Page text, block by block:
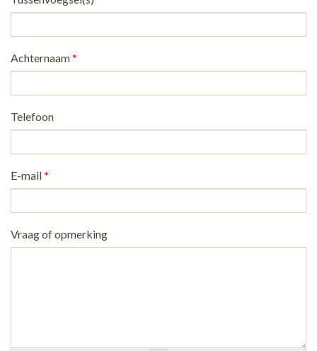
Achternaam *
Telefoon
E-mail *
Vraag of opmerking